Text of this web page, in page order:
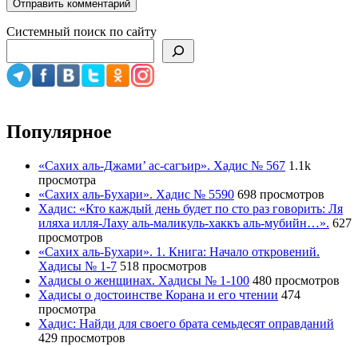
Системный поиск по сайту
Популярное
«Сахих аль-Джами’ ас-сагъир». Хадис № 567 1.1k
просмотра
«Сахих аль-Бухари». Хадис № 5590 698 просмотров
Хадис: «Кто каждый день будет по сто раз говорить: Ля
иляха илля-Лаху аль-маликуль-хаккъ аль-мубийн…». 627
просмотров
«Сахих аль-Бухари». 1. Книга: Начало откровений.
Хадисы № 1-7 518 просмотров
Хадисы о женщинах. Хадисы № 1-100 480 просмотров
Хадисы о достоинстве Корана и его чтении 474
просмотра
Хадис: Найди для своего брата семьдесят оправданий
429 просмотров